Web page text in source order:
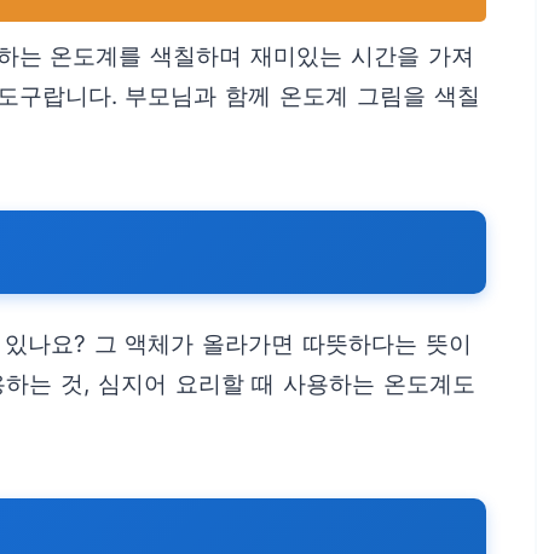
온도계를 색칠하며 재미있는 시간을 가져
랍니다. 부모님과 함께 온도계 그림을 색칠
나요? 그 액체가 올라가면 따뜻하다는 뜻이
는 것, 심지어 요리할 때 사용하는 온도계도